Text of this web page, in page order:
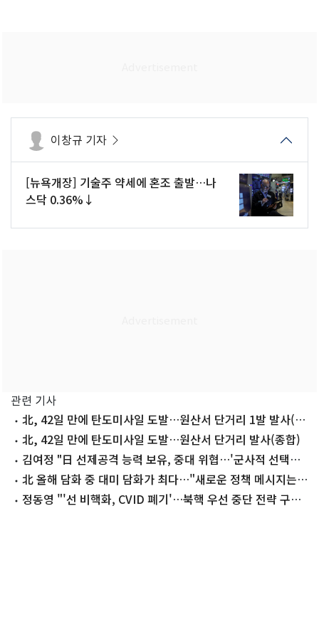
이창규 기자
[뉴욕개장] 기술주 약세에 혼조 출발…나
스닥 0.36%↓
관련 기사
北, 42일 만에 탄도미사일 도발…원산서 단거리 1발 발사(종
합2보)
北, 42일 만에 탄도미사일 도발…원산서 단거리 발사(종합)
김여정 "日 선제공격 능력 보유, 중대 위협…'군사적 선택안'
추가 설정"
北 올해 담화 중 대미 담화가 최다…"새로운 정책 메시지는
없어"
정동영 "'선 비핵화, CVID 폐기'…북핵 우선 중단 전략 구체